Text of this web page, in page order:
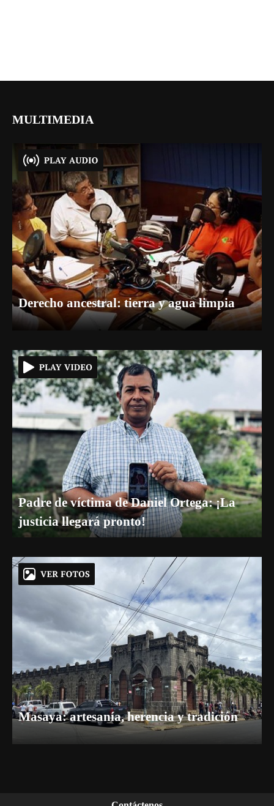
MULTIMEDIA
Derecho ancestral: tierra y agua limpia
Padre de víctima de Daniel Ortega: ¡La
justicia llegará pronto!
Masaya: artesanía, herencia y tradición